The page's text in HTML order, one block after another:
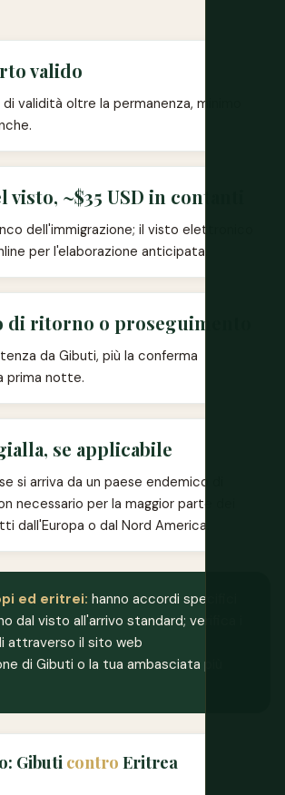
valido
validità oltre la permanenza, minimo
visto, ~$35 USD in contanti
dell'immigrazione; il visto elettronico
per l'elaborazione anticipata.
ritorno o proseguimento
da Gibuti, più la conferma
prima notte.
se applicabile
si arriva da un paese endemico di
necessario per la maggior parte dei
dall'Europa o dal Nord America.
ed eritrei: hanno accordi specifici
dal visto all'arrivo standard; verifica i
attraverso il sito web
di Gibuti o la tua ambasciata più
Gibuti contro Eritrea